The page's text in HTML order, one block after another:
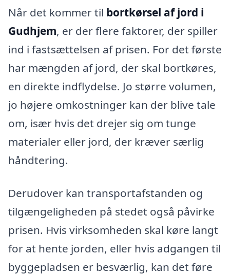
Når det kommer til bortkørsel af jord i
Gudhjem, er der flere faktorer, der spiller
ind i fastsættelsen af prisen. For det første
har mængden af jord, der skal bortkøres,
en direkte indflydelse. Jo større volumen,
jo højere omkostninger kan der blive tale
om, især hvis det drejer sig om tunge
materialer eller jord, der kræver særlig
håndtering.
Derudover kan transportafstanden og
tilgængeligheden på stedet også påvirke
prisen. Hvis virksomheden skal køre langt
for at hente jorden, eller hvis adgangen til
byggepladsen er besværlig, kan det føre